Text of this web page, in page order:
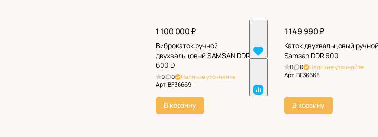
1 100 000 ₽
Виброкаток ручной
двухвальцовый SAMSAN DDR
600 D
0 0
Наличие уточняйте
Арт.BF36669
В корзину
1 149 990 ₽
Каток двухвальцовый ручной
Samsan DDR 600
0 0
Наличие уточняйте
Арт.BF36668
В корзину